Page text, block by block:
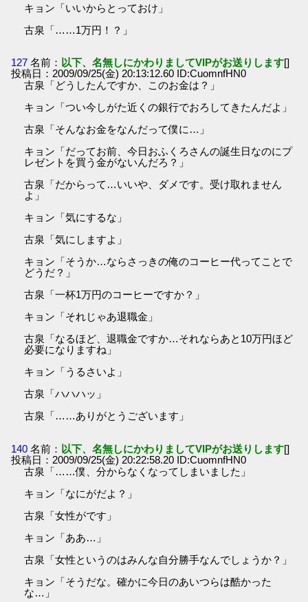
キョン「いいからとっておけ」
古泉「……1万円！？」
127 名前： 以下、名無しにかわりましてVIPがお送りします[]
投稿日：2009/09/25(金) 20:13:12.60 ID:CuomnfHN0
古泉「どうしたんですか、このお金は？」
キョン「つい今しがた近くの銀行でおろしてきたんだよ」
古泉「そんなお金をなんだって僕に…」
キョン「だってお前、今日おふくろさんの誕生日なのにプ
レゼントを買う金がないんだろ？」
古泉「だからって…いいや、ダメです。受け取れません
よ」
キョン「気にするな」
古泉「気にしますよ」
キョン「そうか…ならさっきの俺のコーヒー代ってことで
どうだ？」
古泉「一杯1万円のコーヒーですか？」
キョン「それじゃあ退職金」
古泉「なるほど、退職金ですか…それならあと10万円ほど
必要になりますね」
キョン「うるさいよ」
古泉「ハハハッ」
古泉「……ありがとうございます」
140 名前： 以下、名無しにかわりましてVIPがお送りします[]
投稿日：2009/09/25(金) 20:22:58.20 ID:CuomnfHN0
古泉「……僕、分からなくなってしまいました」
キョン「なにがだよ？」
古泉「女性がです」
キョン「ああ…」
古泉「女性というのはみんな自分勝手なんでしょうか？」
キョン「そうだな。確かに今日のあいつらは酷かった
な…」